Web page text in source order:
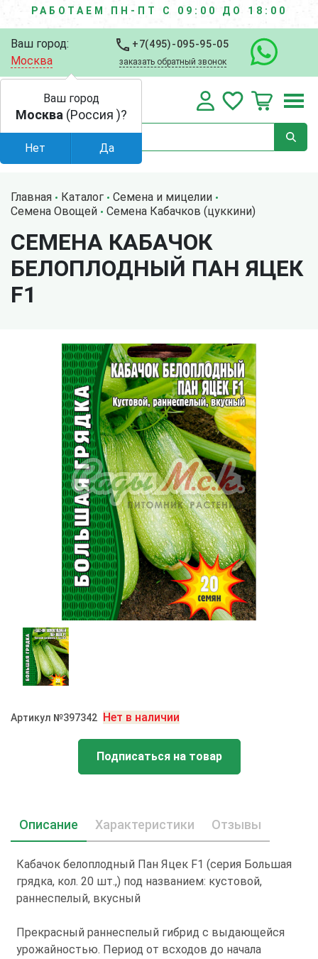
РАБОТАЕМ ПН-ПТ С 09:00 ДО 18:00
Ваш город:
Москва
+7(495)-095-95-05
заказать обратный звонок
Главная Каталог
Семена и мицелии
Семена Овощей
Семена Кабачков (цуккини)
СЕМЕНА КАБАЧОК
БЕЛОПЛОДНЫЙ ПАН ЯЦЕК
F1
Артикул №397342 Нет в наличии
Подписаться на товар
Описание Характеристики Отзывы
Кабачок белоплодный Пан Яцек F1 (cерия Большая
грядка, кол. 20 шт.,) под названием: кустовой,
раннеспелый, вкусный
Прекрасный раннеспелый гибрид с выдающейся
урожайностью. Период от всходов до начала
Ваш город
Москва (Россия )?
Нет Да